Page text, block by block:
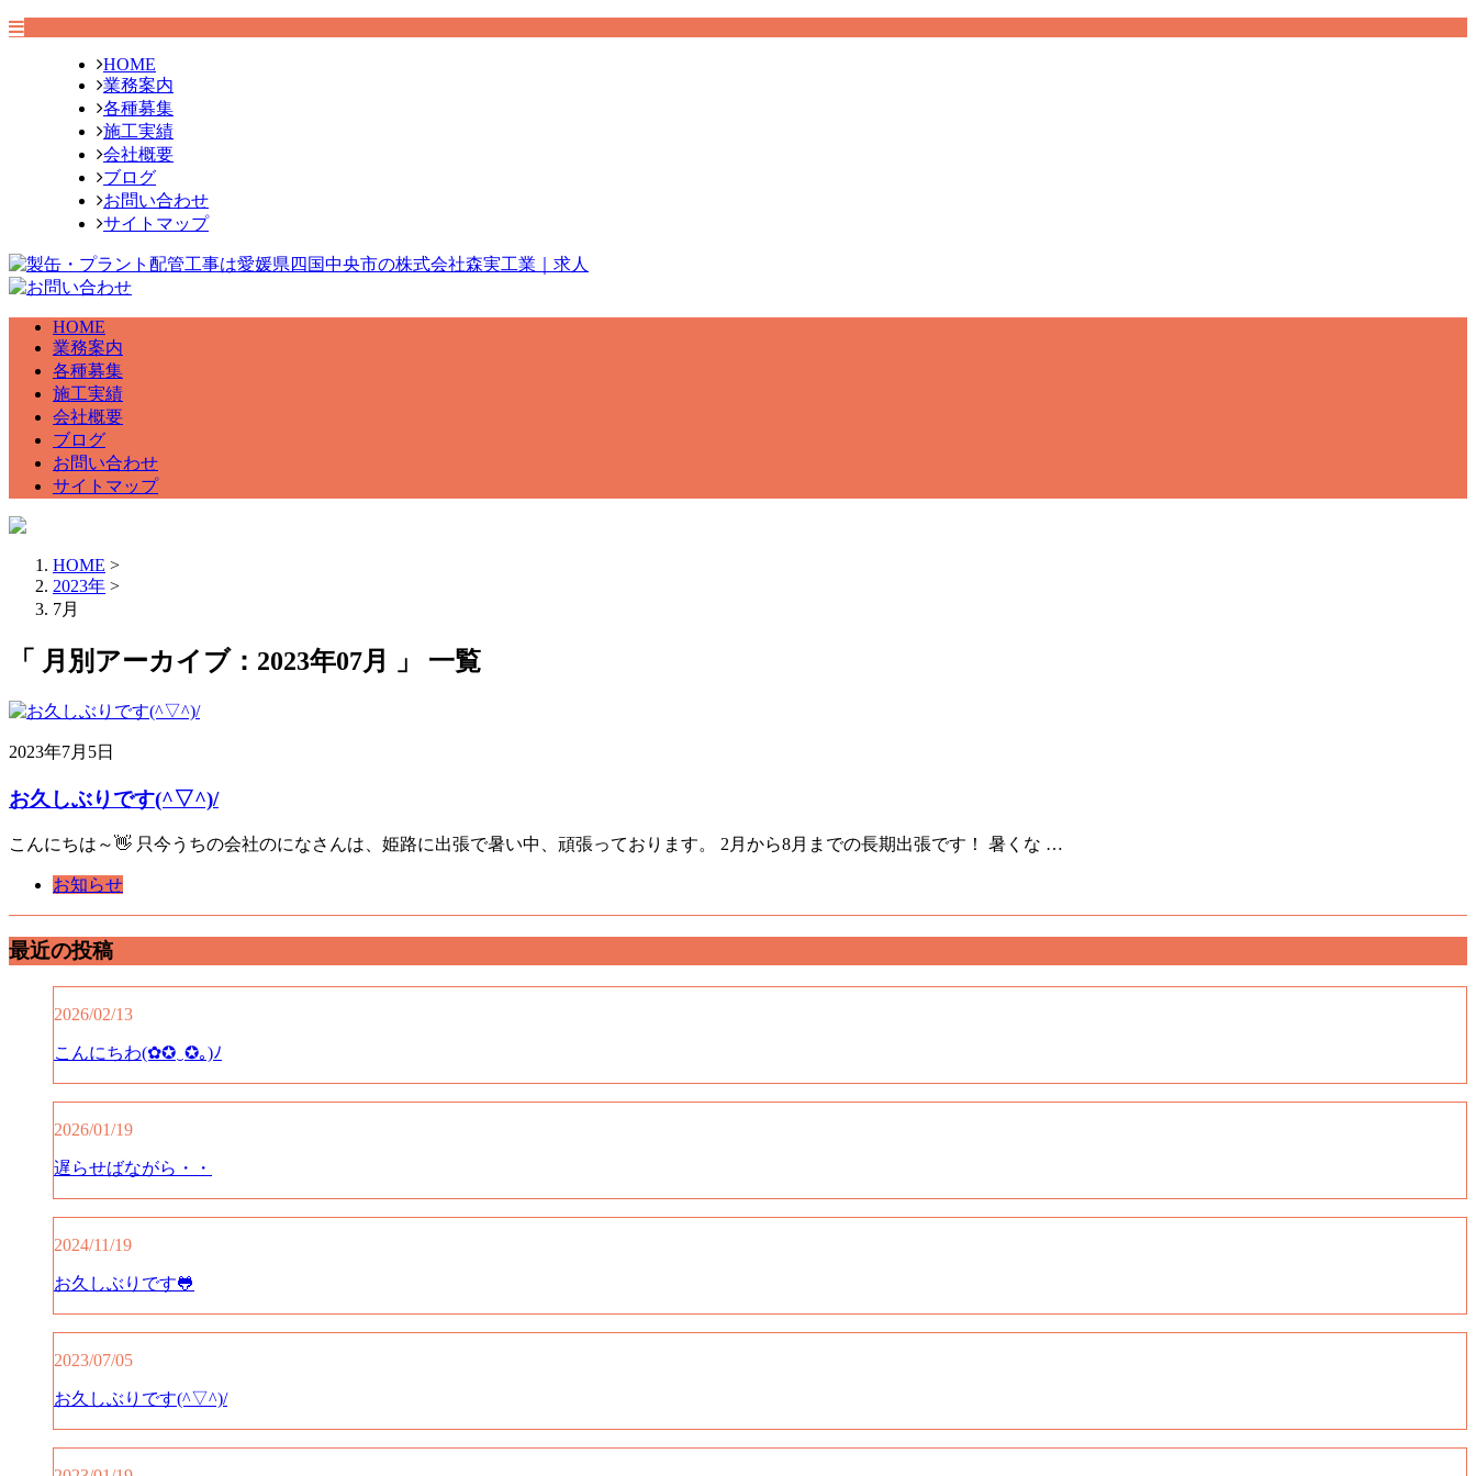
HOME
業務案内
各種募集
施工実績
会社概要
ブログ
お問い合わせ
サイトマップ
HOME
業務案内
各種募集
施工実績
会社概要
ブログ
お問い合わせ
サイトマップ
HOME >
2023年 >
7月
「 月別アーカイブ：2023年07月 」 一覧
2023年7月5日
お久しぶりです(^▽^)/
こんにちは～👋 只今うちの会社のになさんは、姫路に出張で暑い中、頑張っております。 2月から8月までの長期出張です！ 暑くな …
お知らせ
最近の投稿
2026/02/13
こんにちわ(✿✪‿✪｡)ﾉ
2026/01/19
遅らせばながら・・
2024/11/19
お久しぶりです🐸
2023/07/05
お久しぶりです(^▽^)/